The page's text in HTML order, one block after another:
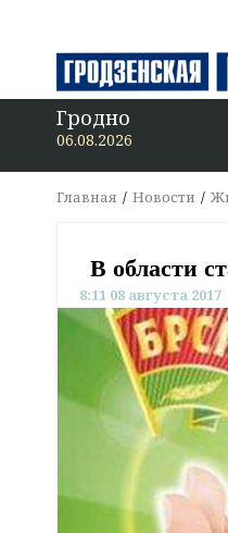
Гродно
06.08.2026
Главная Новости
В области
8:11 08 августа 2017